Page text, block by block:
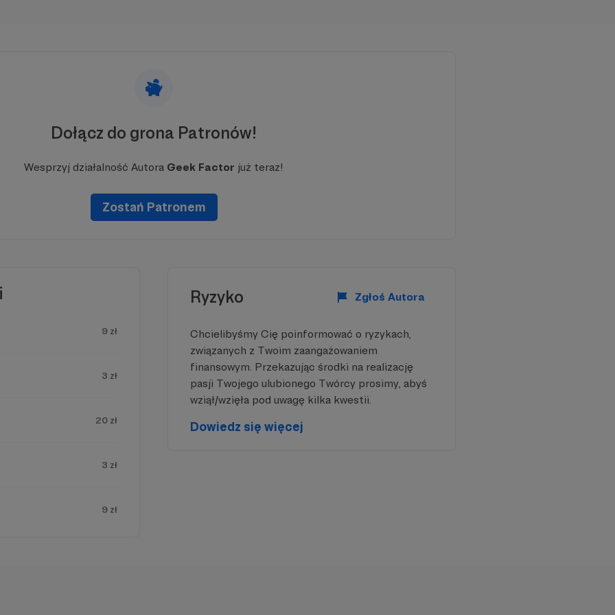
powinna być zewnętrzna treść
zobaczyć treść musisz zmienić
powinna być zewnętrzna treść
zobaczyć treść musisz zmienić
Dołącz do grona Patronów!
Wesprzyj działalność Autora Geek Factor już teraz!
Zostań Patronem
9 zł
3 zł
20 zł
3 zł
9 zł
Ryzyko Zgłoś Autora
Chcielibyśmy Cię poinformować o ryzykach,
związanych z Twoim zaangażowaniem
finansowym. Przekazując środki na realizację
pasji Twojego ulubionego Twórcy prosimy, abyś
wziął/wzięła pod uwagę kilka kwestii.
Dowiedz się więcej